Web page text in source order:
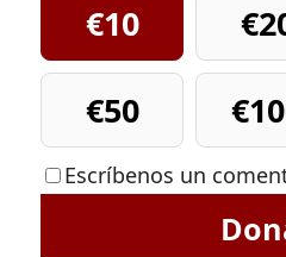
€10
€50
Escríbenos un